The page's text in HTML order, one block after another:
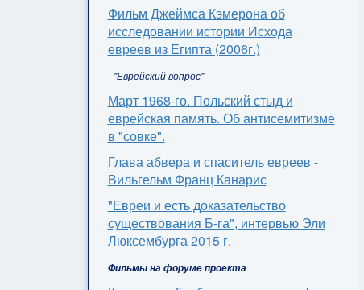
Фильм Джеймса Кэмерона об
исследовании истории Исхода
евреев из Египта (2006г.)
- "Еврейский вопрос"
Март 1968-го. Польский стыд и
еврейская память. Об антисемитизме
в "совке".
Глава абвера и спаситель евреев -
Вильгельм Франц Канарис
"Евреи и есть доказательство
существования Б-га", интервью Эли
Люксембурга 2015 г.
Фильмы на форуме проекта